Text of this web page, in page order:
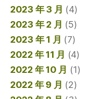
2023 年 3 月 (4)
2023 年 2 月 (5)
2023 年 1 月 (7)
2022 年 11 月 (4)
2022 年 10 月 (1)
2022 年 9 月 (2)